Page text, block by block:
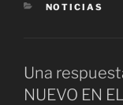
CATEGORÍAS
NOTICIAS
Una
NUEVO EN